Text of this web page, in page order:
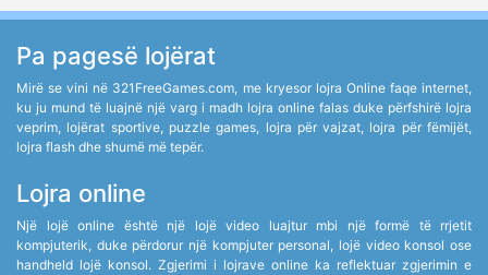
Pa pagesë lojërat
Mirë se vini në 321FreeGames.com, me kryesor lojra Online faqe internet,
ku ju mund të luajnë një varg i madh lojra online falas duke përfshirë lojra
veprim, lojërat sportive, puzzle games, lojra për vajzat, lojra për fëmijët,
lojra flash dhe shumë më tepër.
Lojra online
Një lojë online është një lojë video luajtur mbi një formë të rrjetit
kompjuterik, duke përdorur një kompjuter personal, lojë video konsol ose
handheld lojë konsol. Zgjerimi i lojrave online ka reflektuar zgjerimin e